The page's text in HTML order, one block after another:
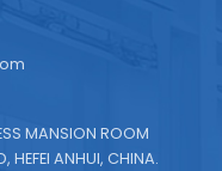
MANSION ROOM
HEFEI ANHUI, CHINA.